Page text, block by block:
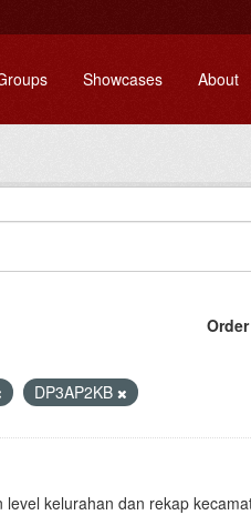
Showcases About
DP3AP2KB
kelurahan dan rekap